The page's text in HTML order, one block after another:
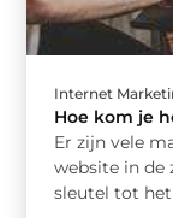
Internet
Hoe kom je
Er zijn vele
website in de
sleutel tot